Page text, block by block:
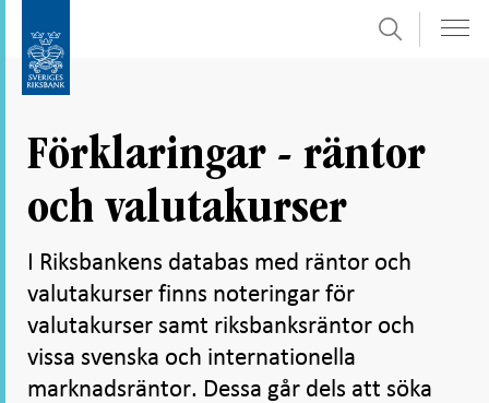
direkt
undersidor
Sök
Förklaringar - räntor
och valutakurser
I Riksbankens databas med räntor och
valutakurser finns noteringar för
valutakurser samt riksbanksräntor och
vissa svenska och internationella
marknadsräntor. Dessa går dels att söka